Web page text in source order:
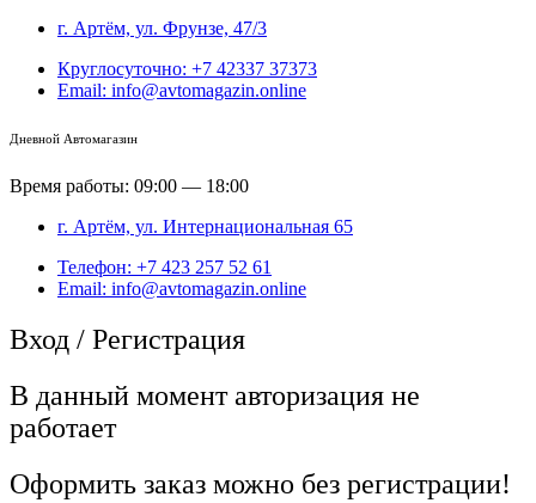
г. Артём, ул. Фрунзе, 47/3
Круглосуточно: +7 42337 37373
Email: info@avtomagazin.online
Дневной Автомагазин
Время работы: 09:00 — 18:00
г. Артём, ул. Интернациональная 65
Телефон: +7 423 257 52 61
Email: info@avtomagazin.online
Вход / Регистрация
В данный момент авторизация не
работает
Оформить заказ можно без регистрации!